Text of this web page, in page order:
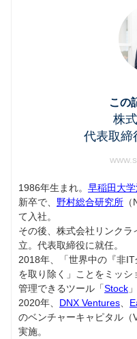
この
株
代表取締
1986年生まれ。 早稲田大
新卒で、 野村総合研究所
て入社。
その後、株式会社リンクラ
立。代表取締役に就任。
2018年、「世界中の『非
を取り除く」ことをミッ
管理できるツール「Stock
2020年、 DNX Ventures
のベンチャーキャピタル（
実施。